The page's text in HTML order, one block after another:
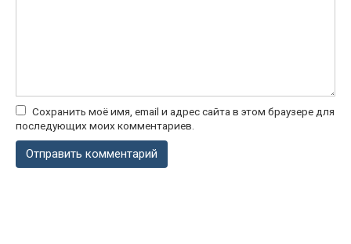
Сохранить моё имя, email и адрес сайта в этом браузере для
последующих моих комментариев.